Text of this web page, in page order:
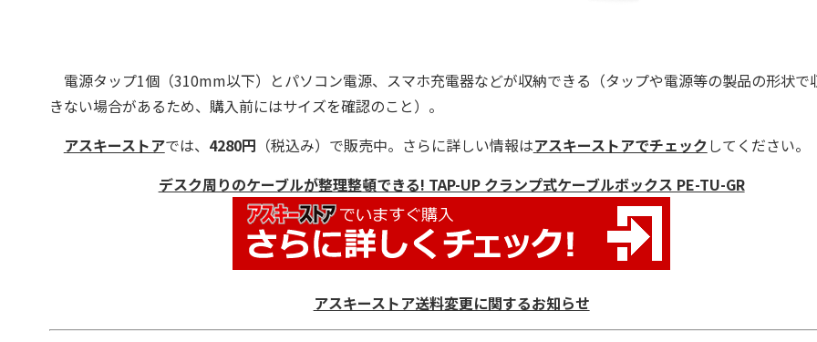
電源タップ1個（310mm以下）とパソコン電源、スマホ充電器などが収納できる（タップや電源等の製品の形状で
きない場合があるため、購入前にはサイズを確認のこと）。
アスキーストアでは、 4280円 （税込み）で販売中。さらに詳しい情報はアスキーストアでチェックしてください。
デスク周りのケーブルが整理整頓できる! TAP-UP クランプ式ケーブルボックス PE-TU-GR
アスキーストア送料変更に関するお知らせ